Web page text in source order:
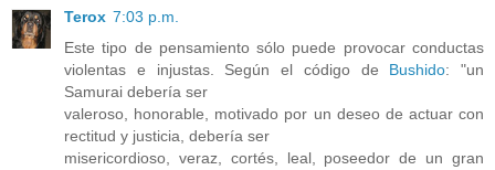
Terox 7:03 p.m.
Este tipo de pensamiento sólo puede provocar conductas
violentas e injustas. Según el código de Bushido: "un
Samurai debería ser
valeroso, honorable, motivado por un deseo de actuar con
rectitud y justicia, debería ser
misericordioso, veraz, cortés, leal, poseedor de un gran